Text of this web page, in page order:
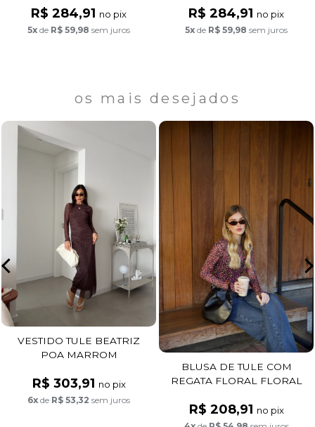
R$ 284,91 no pix
5x de R$ 59,98 sem juros
R$ 284,91 no pix
5x de R$ 59,98 sem juros
os mais desejados
VESTIDO TULE BEATRIZ
POA MARROM
R$ 303,91 no pix
6x de R$ 53,32 sem juros
BLUSA DE TULE COM
REGATA FLORAL FLORAL
R$ 208,91 no pix